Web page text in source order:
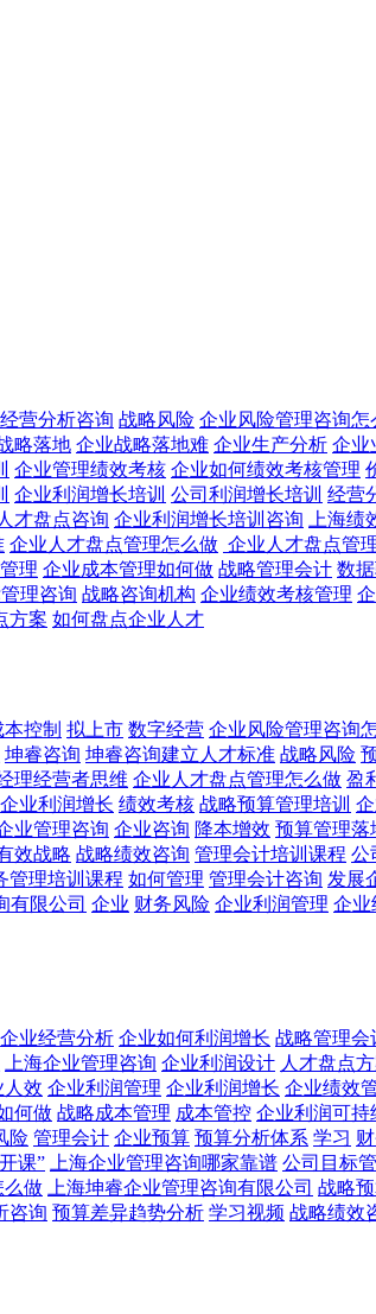
营分析咨询 战略风险 企业风险管理咨询怎
略落地 企业战略落地难 企业生产分析 企业
企业管理绩效考核 企业如何绩效考核管理
企业利润增长培训 公司利润增长培训 经营
才盘点咨询 企业利润增长培训咨询 上海绩
企业人才盘点管理怎么做 企业人才盘点管
理 企业成本管理如何做 战略管理会计 数
理咨询 战略咨询机构 企业绩效考核管理
方案 如何盘点企业人才
本控制 拟上市 数字经营 企业风险管理咨询
坤睿咨询 坤睿咨询建立人才标准 战略风险
理经营者思维 企业人才盘点管理怎么做 盈
企业利润增长 绩效考核 战略预算管理培训
业管理咨询 企业咨询 降本增效 预算管理落
效战略 战略绩效咨询 管理会计培训课程 公
管理培训课程 如何管理 管理会计咨询 发展
有限公司 企业 财务风险 企业利润管理 企业
企业经营分析 企业如何利润增长 战略管理会
上海企业管理咨询 企业利润设计 人才盘点
人效 企业利润管理 企业利润增长 企业绩效
何做 战略成本管理 成本管控 企业利润可持
险 管理会计 企业预算 预算分析体系 学习
课” 上海企业管理咨询哪家靠谱 公司目标
么做 上海坤睿企业管理咨询有限公司 战略
咨询 预算差异趋势分析 学习视频 战略绩效